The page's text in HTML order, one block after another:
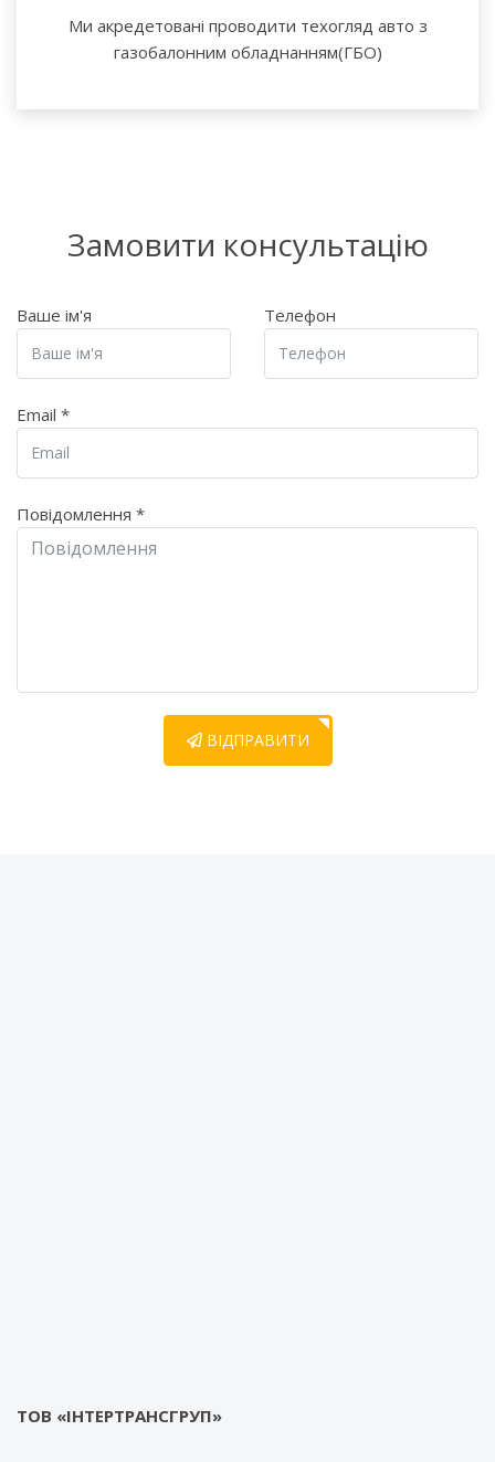
Ми акредетовані проводити техогляд авто з
газобалонним обладнанням(ГБО)
Замовити консультацію
Ваше ім'я Телефон
Email *
Повідомлення *
ВІДПРАВИТИ
ТОВ «ІНТЕРТРАНСГРУП»